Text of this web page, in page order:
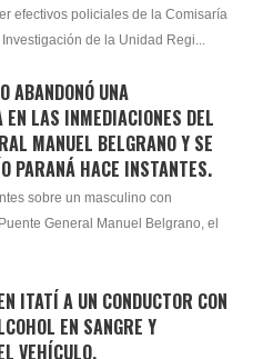
efectivos policiales de la Comisaría
de la Unidad Regi...
ABANDONÓ UNA
EN LAS INMEDIACIONES DEL
MANUEL BELGRANO Y SE
PARANÁ HACE INSTANTES.
sobre un masculino con
General Manuel Belgrano, el
ITATÍ A UN CONDUCTOR CON
EN SANGRE Y
VEHÍCULO.